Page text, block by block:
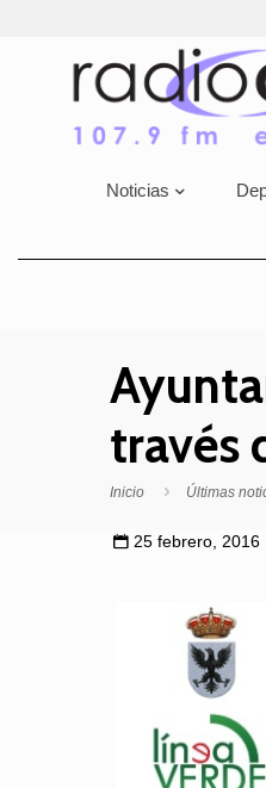
Noticias
través
Inicio Últimas
25 febrero, 2016